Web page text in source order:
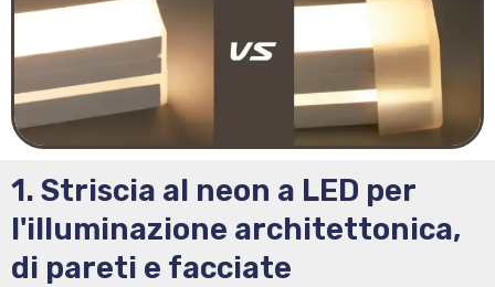
1. Striscia al neon a LED per
l'illuminazione architettonica,
di pareti e facciate